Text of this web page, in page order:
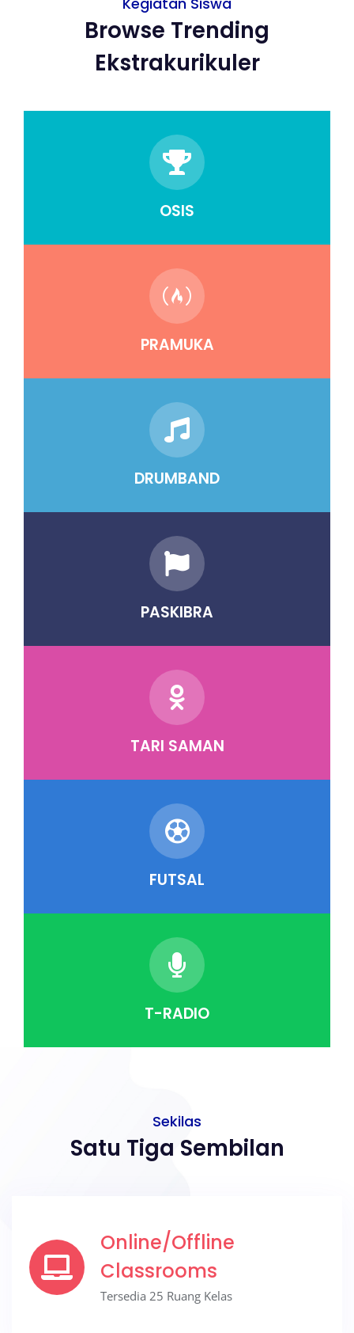
Browse Trending
Ekstrakurikuler
OSIS
PRAMUKA
DRUMBAND
PASKIBRA
TARI SAMAN
FUTSAL
T-RADIO
Sekilas
Satu Tiga Sembilan
Online/Offline
Classrooms
Tersedia 25 Ruang Kelas